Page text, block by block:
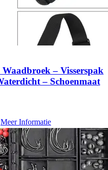
– Visserspak
– Schoenmaat
Meer Informatie